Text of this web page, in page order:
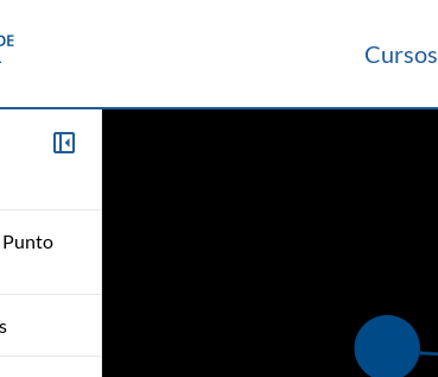
Cursos
Punto